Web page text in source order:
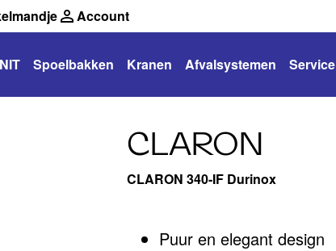
Account
Spoelbakken Kranen Afvalsystemen Service
CLARON
CLARON 340-IF Durinox
Puur en elegant design